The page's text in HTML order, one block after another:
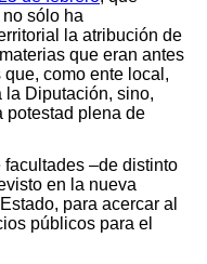
sólo ha
la atribución de
que eran antes
como ente local,
la Diputación, sino,
potestad plena de
–de distinto
en la nueva
para acercar al
públicos para el